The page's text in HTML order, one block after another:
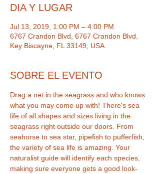
DIA Y LUGAR
Jul 13, 2019, 1:00 PM – 4:00 PM
6767 Crandon Blvd, 6767 Crandon Blvd,
Key Biscayne, FL 33149, USA
SOBRE EL EVENTO
Drag a net in the seagrass and who knows
what you may come up with! There's sea
life of all shapes and sizes living in the
seagrass right outside our doors. From
seahorse to sea star, pipefish to pufferfish,
the variety of sea life is amazing. Your
naturalist guide will identify each species,
making sure everyone gets a good look-